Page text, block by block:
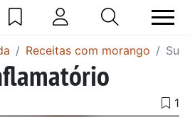
Receitas com morango